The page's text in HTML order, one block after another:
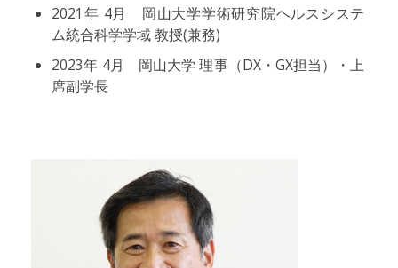
2021年 4月 岡山大学学術研究院ヘルスシステ
ム統合科学学域 教授(兼務)
2023年 4月 岡山大学 理事（DX・GX担当）・上
席副学長